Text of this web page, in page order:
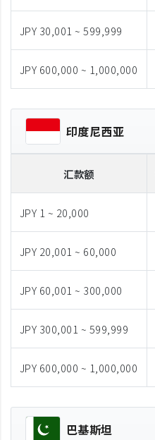
JPY 30,001 ~ 599,999
JPY 600,000 ~ 1,000,000
印度尼西亚
汇款额
JPY 1 ~ 20,000
JPY 20,001 ~ 60,000
JPY 60,001 ~ 300,000
JPY 300,001 ~ 599,999
JPY 600,000 ~ 1,000,000
巴基斯坦